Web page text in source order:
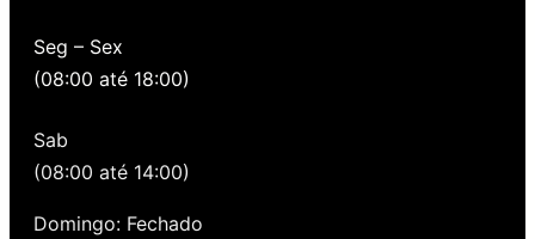
Temos uma loja novinha, com os melhores
quando você precisa voltar para revisar,
nossa loja possui grande parceria com a
Seg – Sex
(08:00 até 18:00)
Sab
(08:00 até 14:00)
Domingo: Fechado